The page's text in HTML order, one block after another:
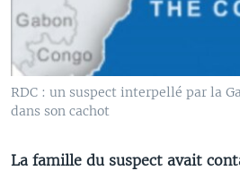
RDC : un suspect interpellé par la
dans son cachot
La famille du suspect avait